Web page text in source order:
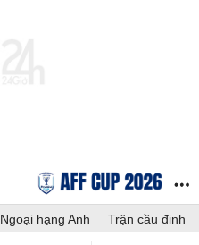
Ngoại hạng Anh Trận cầu đinh